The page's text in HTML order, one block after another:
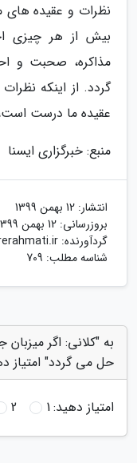
نظرات و عقیده
بیش از هر چیزی
مذاکره، صحبت و
گردد. از اینکه
عقیده ما درست
منبع: خبرگزاری ایسنا
انتشار: 12 بهمن 1399
بروزرسانی: 12 بهمن 1399
گردآورنده:
شناسه مطلب: 709
به "کلانی: اگر
حل می گردد" امتیاز
امتیاز دهید:1
2